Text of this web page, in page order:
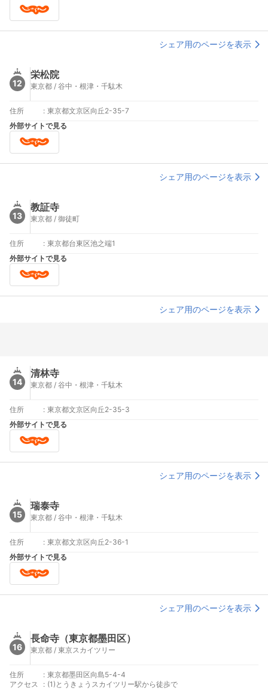
シェア用のページを表示
12
栄松院
東京都 / 谷中・根津・千駄木
住所 : 東京都文京区向丘2-35-7
外部サイトで見る
シェア用のページを表示
13
教証寺
東京都 / 御徒町
住所 : 東京都台東区池之端1
外部サイトで見る
シェア用のページを表示
14
清林寺
東京都 / 谷中・根津・千駄木
住所 : 東京都文京区向丘2-35-3
外部サイトで見る
シェア用のページを表示
15
瑞泰寺
東京都 / 谷中・根津・千駄木
住所 : 東京都文京区向丘2-36-1
外部サイトで見る
シェア用のページを表示
16
長命寺（東京都墨田区）
東京都 / 東京スカイツリー
住所 : 東京都墨田区向島5-4-4
アクセス
: (1)とうきょうスカイツリー駅から徒歩で